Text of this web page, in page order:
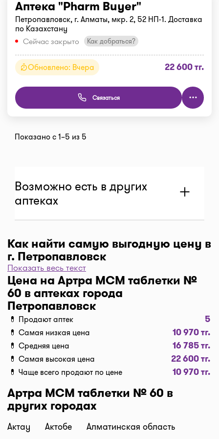
Аптека "Pharm Buyer"
Петропавловск, г. Алматы, мкр. 2, 52 НП-1. Доставка
по Казахстану
Сейчас закрыто
Как добраться?
Обновлено: Вчера 22 600 тг.
Связаться
Показано с 1–5 из 5
Возможно есть в других
аптеках
Аптека #1
Петропавловск, ул. Г. Мусрепова, 13А
Обновлено: 10 мин. назад
10 730 тг
Аптека "Сердечная"
Петропавловск, ул. Парковая, 117а
Обновлено: 10 мин. назад
Как найти самую выгодную цену в
г. Петропавловск
Чтобы отфильтровать аптеки по цене, нажмите
"Фильтр", далее "По цене, от 1..." и кнопку
"Выбрать". Самая низкая цена в аптеке перед
вами. Экономьте с помощью сервиса I-teka!
Доставка
Нужна быстрая доставка лекарств в г.
Петропавловск? Добавляйте нужные препараты
по кнопке "Купить", оформляйте заявку в корзине
"Выбрать аптеку" и наши курьеры доставят
препараты домой или на работу по оптимальной
цене. Средняя цена доставки лекарств на данный
момент от 1500 тг. до 2500 тг. (стоимость зависит
от времени суток и расстояния между аптекой и
Показать весь текст
Цена на Артра МСМ таблетки №
60 в аптеках города
Петропавловск
💊 Продают аптек 5
💊 Самая низкая цена 10 970 тг.
💊 Средняя цена 16 785 тг.
💊 Самая высокая цена 22 600 тг.
💊 Чаще всего продают по цене 10 970 тг.
Артра МСМ таблетки № 60 в
других городах
Актау Актобе
Алматинская область